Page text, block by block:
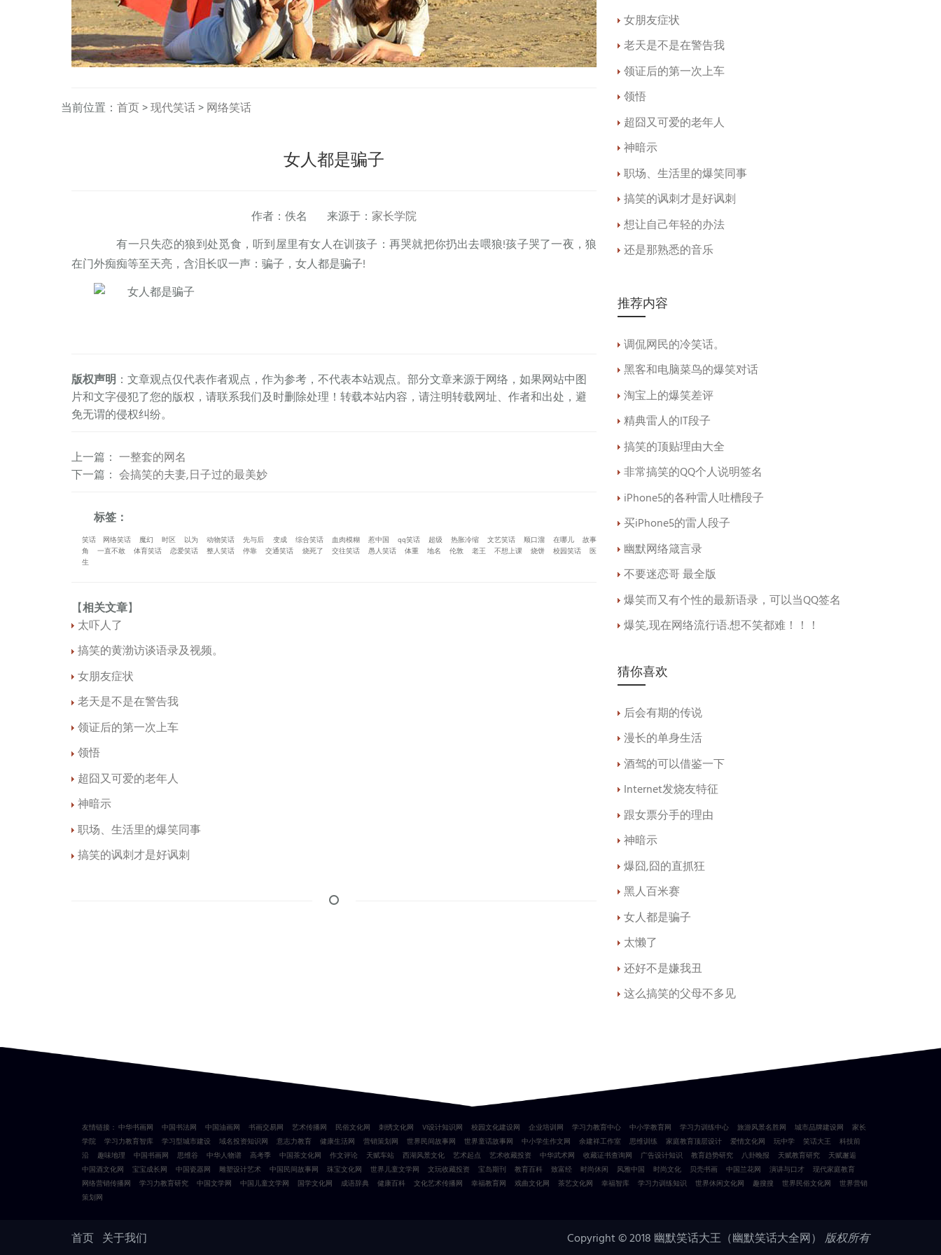
当前位置： 首页>现代笑话>网络笑话
女人都是骗子
作者：佚名 来源于： 家长学院
有一只失恋的狼到处觅食，听到屋里有女人在训孩子：再哭就把你扔出去喂狼!孩子哭了一夜，狼
在门外痴痴等至天亮，含泪长叹一声：骗子，女人都是骗子!
版权声明 ：文章观点仅代表作者观点，作为参考，不代表本站观点。部分文章来源于网络，如果网站中图
片和文字侵犯了您的版权，请联系我们及时删除处理！转载本站内容，请注明转载网址、作者和出处，避
免无谓的侵权纠纷。
上一篇 ： 一整套的网名
下一篇 ： 会搞笑的夫妻,日子过的最美妙
标签：
笑话 网络笑话 魔幻 时区 以为 动物笑话 先与后 变成 综合笑话 血肉模糊 惹中国 qq笑话 超级 热胀冷缩 文艺笑话 顺口溜 在哪儿
故事
角
一直不敢 体育笑话 恋爱笑话 整人笑话 停靠 交通笑话 烧死了 交往笑话 愚人笑话 体重 地名 伦敦 老王 不想上课 烧饼 校园笑话
医
生
【相关文章】
太吓人了
搞笑的黄渤访谈语录及视频。
女朋友症状
老天是不是在警告我
领证后的第一次上车
领悟
超囧又可爱的老年人
神暗示
职场、生活里的爆笑同事
搞笑的讽刺才是好讽刺
女朋友症状
老天是不是在警告我
领证后的第一次上车
领悟
超囧又可爱的老年人
神暗示
职场、生活里的爆笑同事
搞笑的讽刺才是好讽刺
想让自己年轻的办法
还是那熟悉的音乐
推荐内容
调侃网民的冷笑话。
黑客和电脑菜鸟的爆笑对话
淘宝上的爆笑差评
精典雷人的IT段子
搞笑的顶贴理由大全
非常搞笑的QQ个人说明签名
iPhone5的各种雷人吐槽段子
买iPhone5的雷人段子
幽默网络箴言录
不要迷恋哥 最全版
爆笑而又有个性的最新语录，可以当QQ签名
爆笑,现在网络流行语.想不笑都难！！！
猜你喜欢
后会有期的传说
漫长的单身生活
酒驾的可以借鉴一下
Internet发烧友特征
跟女票分手的理由
神暗示
爆囧,囧的直抓狂
黑人百米赛
女人都是骗子
太懒了
还好不是嫌我丑
这么搞笑的父母不多见
友情链接： 中华书画网 中国书法网 中国油画网 书画交易网 艺术传播网 民俗文化网 刺绣文化网 VI设计知识网 校园文化建设网 企业培训网 学习力教育中心 中小学教育网 学习力训练中心 旅游风景名胜网 城市品牌建设网
家长
学院
学习力教育智库 学习型城市建设 域名投资知识网 意志力教育 健康生活网 营销策划网 世界民间故事网 世界童话故事网 中小学生作文网 余建祥工作室 思维训练 家庭教育顶层设计 爱情文化网 玩中学 笑话大王
科技前
沿
趣味地理 中国书画网 思维谷 中华人物谱 高考季 中国茶文化网 作文评论 天赋车站 西湖风景文化 艺术起点 艺术收藏投资 中华武术网 收藏证书查询网 广告设计知识 教育趋势研究 八卦晚报 天赋教育研究
天赋邂逅
中国酒文化网
宝宝成长网 中国瓷器网 雕塑设计艺术 中国民间故事网 珠宝文化网 世界儿童文学网 文玩收藏投资 宝岛期刊 教育百科 致富经 时尚休闲 风雅中国 时尚文化 贝壳书画 中国兰花网 演讲与口才
现代家庭教育
网络营销传播网
学习力教育研究 中国文学网 中国儿童文学网 国学文化网 成语辞典 健康百科 文化艺术传播网 幸福教育网 戏曲文化网 茶艺文化网 幸福智库 学习力训练知识 世界休闲文化网 趣搜搜 世界民俗文化网
世界营销
策划网
首页 关于我们 Copyright © 2018 幽默笑话大王（幽默笑话大全网） 版权所有